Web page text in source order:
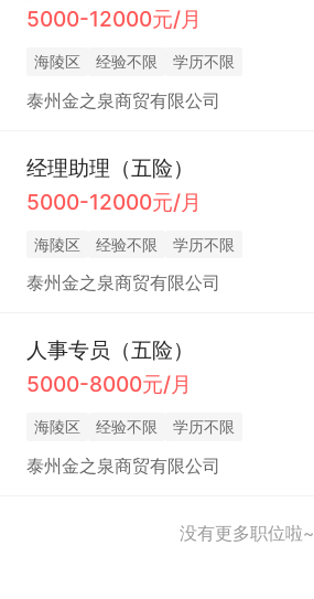
5000-12000元/月
海陵区 经验不限 学历不限
泰州金之泉商贸有限公司
经理助理（五险）
5000-12000元/月
海陵区 经验不限 学历不限
泰州金之泉商贸有限公司
人事专员（五险）
5000-8000元/月
海陵区 经验不限 学历不限
泰州金之泉商贸有限公司
没有更多职位啦~